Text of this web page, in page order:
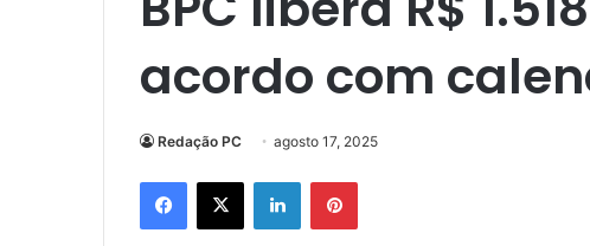
acordo com
Redação PC agosto 17, 2025
Facebook
X LinkedinPinterest